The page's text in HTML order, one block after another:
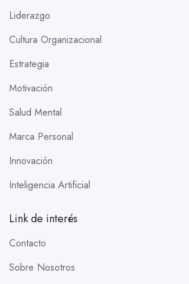
Liderazgo
Cultura Organizacional
Estrategia
Motivación
Salud Mental
Marca Personal
Innovación
Inteligencia Artificial
Link de interés
Contacto
Sobre Nosotros